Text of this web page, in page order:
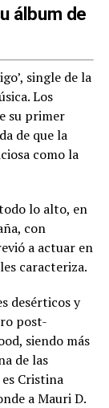
álbum de
single de la
Los
su primer
de que la
como la
lo alto, en
con
a actuar en
caracteriza.
desérticos y
post-
siendo más
de las
Cristina
a Mauri D.